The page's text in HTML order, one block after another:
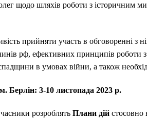
щодо шляхів роботи з історичним
прийняти участь в обговоренні з
рф, ефективних принципів роботи
спадщини в умовах війни, а також
Берлін: 3-10 листопада 2023 р.
розроблять Плани дій стосовно